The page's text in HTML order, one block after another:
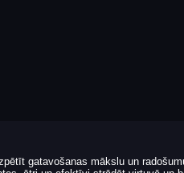
gatavošanas mākslu un